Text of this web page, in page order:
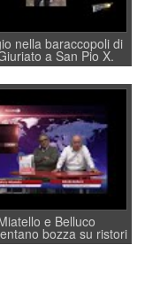
nella baraccopoli di
a San Pio X.
ai Vicentini: “faremo
regalo di Natale ai
residenti”
e Belluco
bozza su ristori
e Veneto Banca